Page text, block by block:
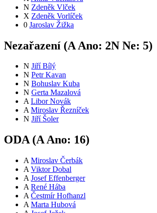
N Zdeněk Vlček
X Zdeněk Vorlíček
0 Jaroslav Žižka
Nezařazení (A Ano: 2N Ne: 5)
N Jiří Bílý
N Petr Kavan
N Bohuslav Kuba
N Gerta Mazalová
A Libor Novák
A Miroslav Řezníček
N Jiří Šoler
ODA (AAno: 16)
A Miroslav Čerbák
A Viktor Dobal
A Josef Effenberger
A René Hába
A Čestmír Hofhanzl
A Marta Hubová